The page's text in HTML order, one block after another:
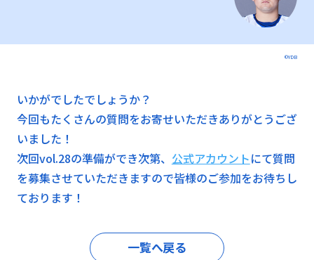
©YDB
いかがでしたでしょうか？
今回もたくさんの質問をお寄せいただきありがとうござ
いました！
次回vol.28の準備ができ次第、 公式アカウントにて質問
を募集させていただきますので皆様のご参加をお待ちし
ております！
一覧へ戻る